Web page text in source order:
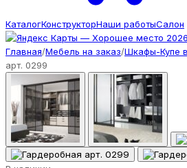
КаталогКонструкторНаши работыСалон
Главная/Мебель на заказ/Шкафы-Купе
арт. 0299